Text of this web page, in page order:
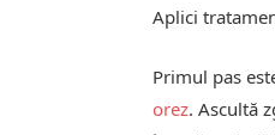
Aplici
Primul pas
orez. Ascultă